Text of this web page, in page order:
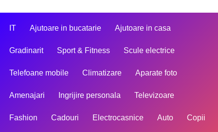
IT Ajutoare in bucatarie Ajutoare in casa
Gradinarit Sport & Fitness Scule electrice
Telefoane mobile Climatizare Aparate foto
Amenajari Ingrijire personala Televizoare
Fashion Cadouri Electrocasnice Auto Copii